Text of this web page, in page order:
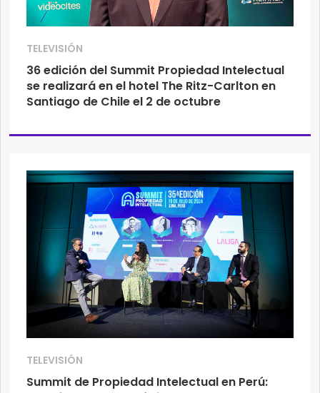
TELEVISIÓN
36 edición del Summit Propiedad Intelectual
se realizará en el hotel The Ritz-Carlton en
Santiago de Chile el 2 de octubre
TELEVISIÓN
Summit de Propiedad Intelectual en Perú: